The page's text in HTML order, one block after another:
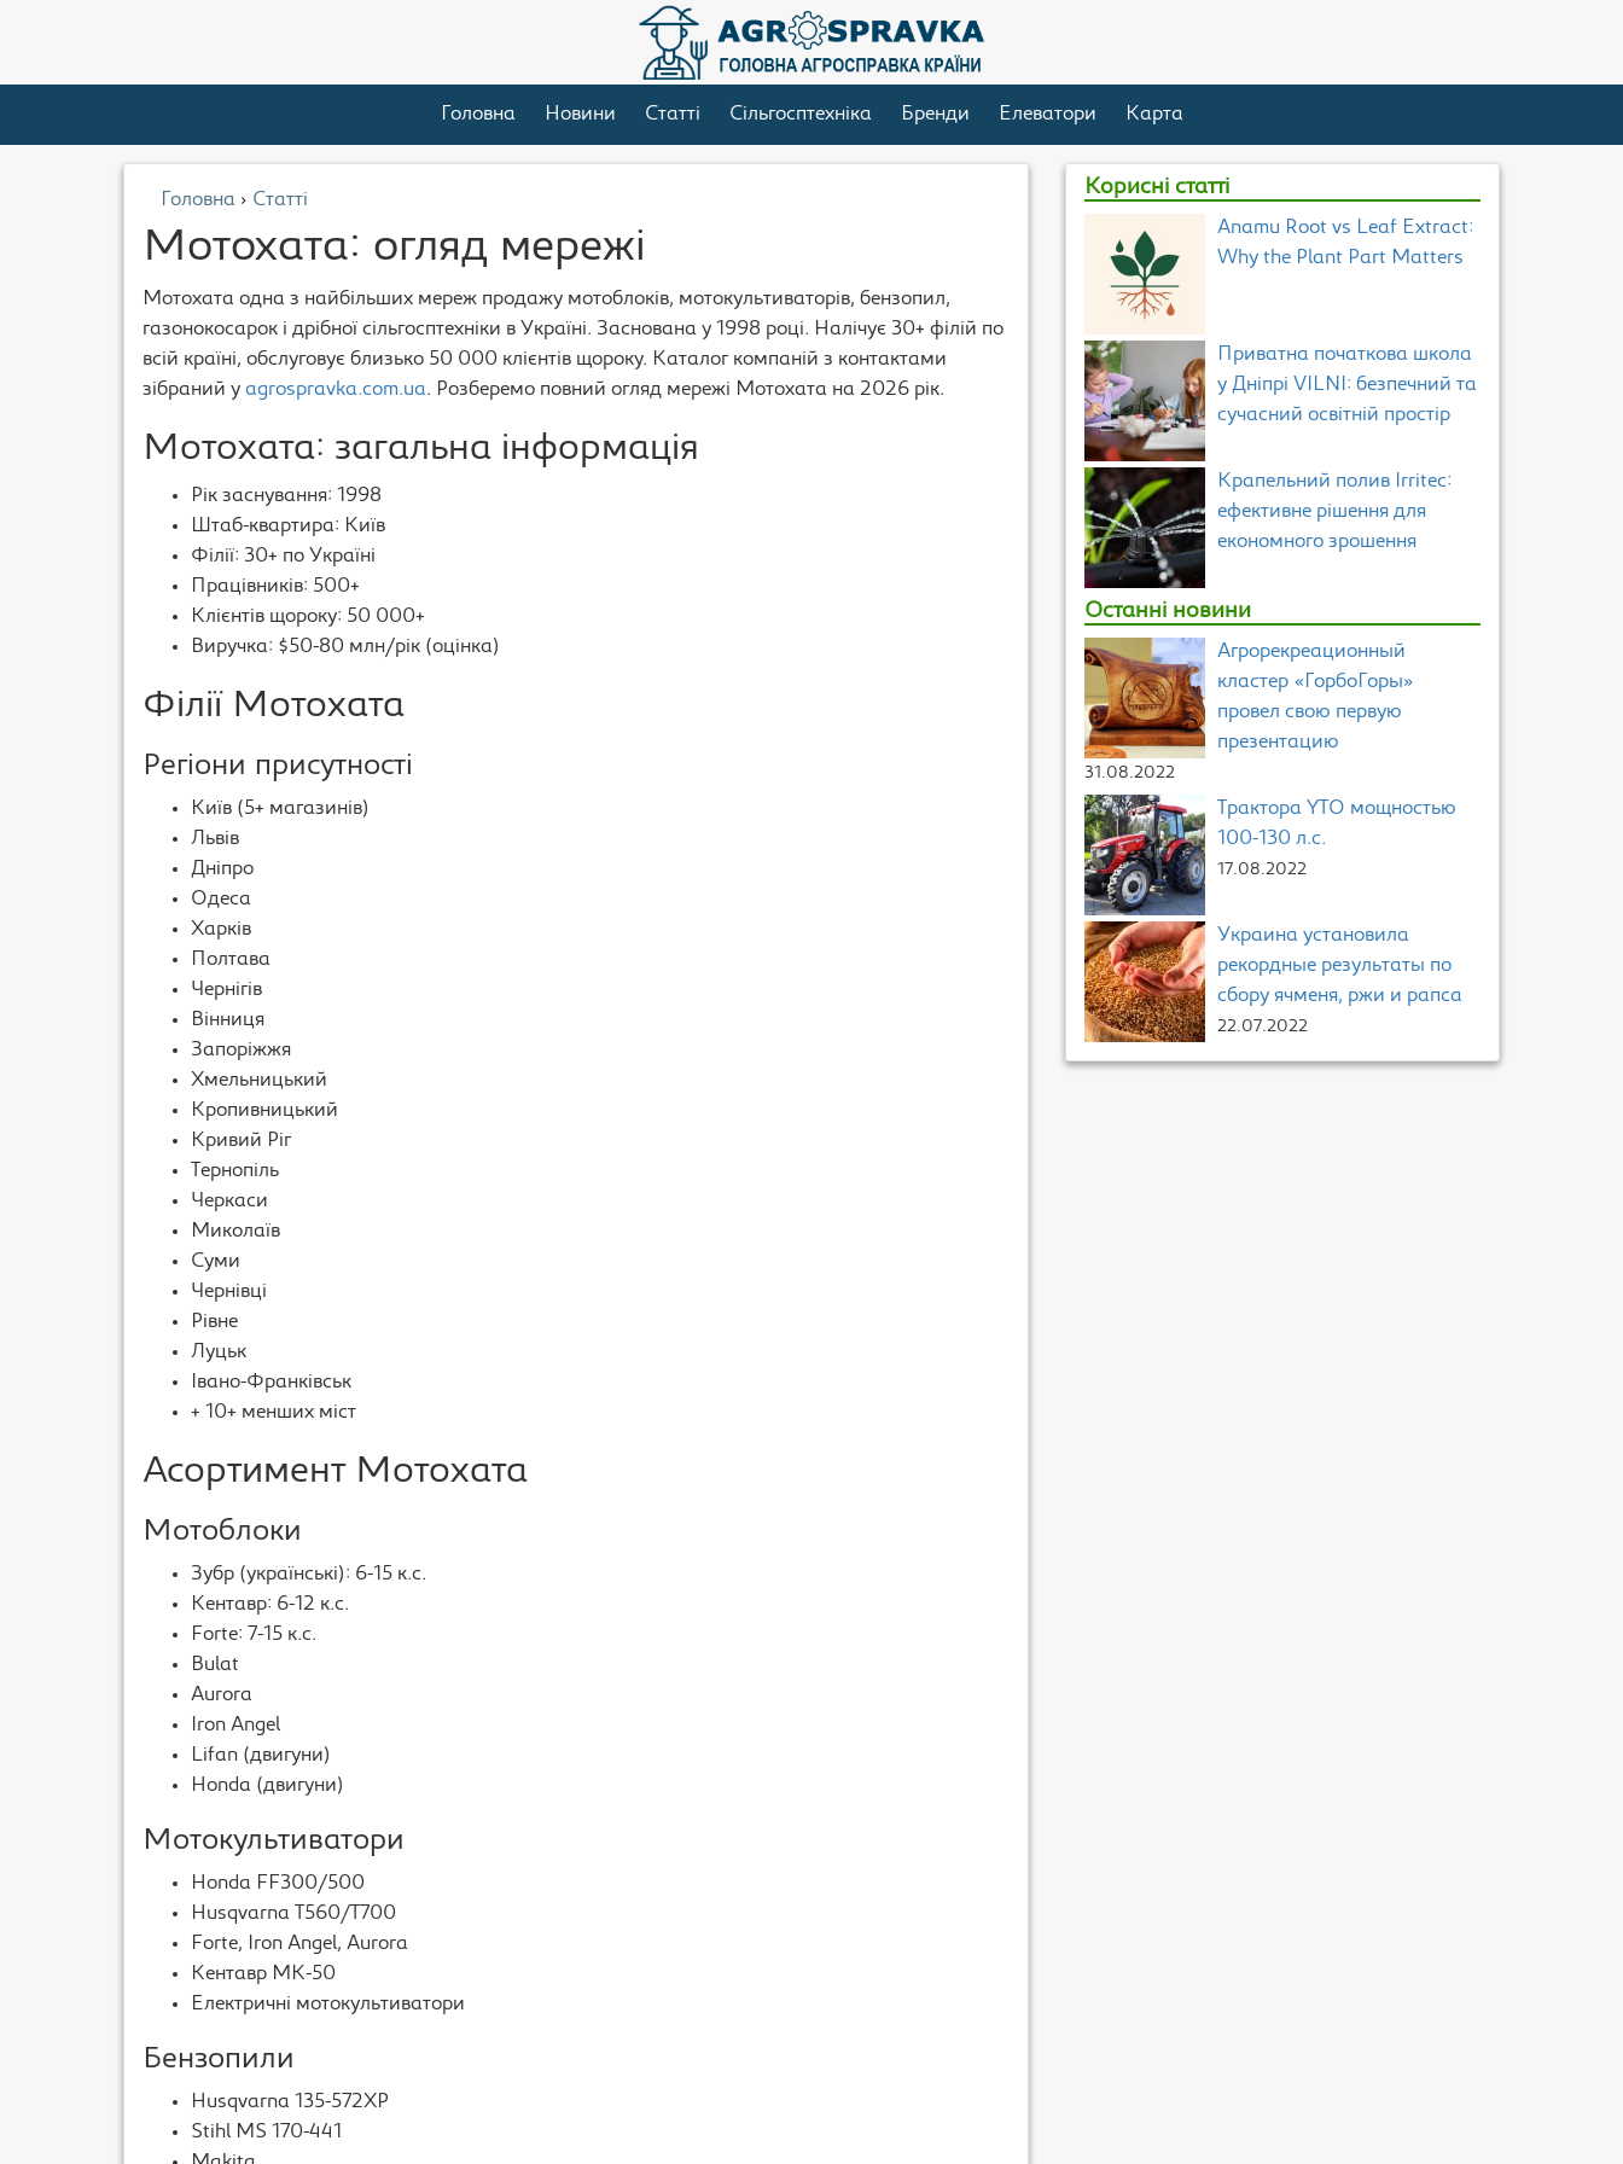
Головна Новини Статті Сільгосптехніка Бренди Елеватори Карта
Головна › Статті
Мотохата: огляд мережі
Мотохата одна з найбільших мереж продажу мотоблоків, мотокультиваторів, бензопил,
газонокосарок і дрібної сільгосптехніки в Україні. Заснована у 1998 році. Налічує 30+ філій по
всій країні, обслуговує близько 50 000 клієнтів щороку. Каталог компаній з контактами
зібраний у agrospravka.com.ua. Розберемо повний огляд мережі Мотохата на 2026 рік.
Мотохата: загальна інформація
Рік заснування: 1998
Штаб-квартира: Київ
Філії: 30+ по Україні
Працівників: 500+
Клієнтів щороку: 50 000+
Виручка: $50-80 млн/рік (оцінка)
Філії Мотохата
Регіони присутності
Київ (5+ магазинів)
Львів
Дніпро
Одеса
Харків
Полтава
Чернігів
Вінниця
Запоріжжя
Хмельницький
Кропивницький
Кривий Ріг
Тернопіль
Черкаси
Миколаїв
Суми
Чернівці
Рівне
Луцьк
Івано-Франківськ
+ 10+ менших міст
Асортимент Мотохата
Мотоблоки
Зубр (українські): 6-15 к.с.
Кентавр: 6-12 к.с.
Forte: 7-15 к.с.
Bulat
Aurora
Iron Angel
Lifan (двигуни)
Honda (двигуни)
Мотокультиватори
Honda FF300/500
Husqvarna T560/T700
Forte, Iron Angel, Aurora
Кентавр МК-50
Електричні мотокультиватори
Бензопили
Husqvarna 135-572XP
Stihl MS 170-441
Корисні статті
Anamu Root vs Leaf Extract:
Why the Plant Part Matters
Приватна початкова школа
у Дніпрі VILNI: безпечний та
сучасний освітній простір
Крапельний полив Irritec:
ефективне рішення для
економного зрошення
Останні новини
Агрорекреационный
кластер «ГорбоГоры»
провел свою первую
презентацию
31.08.2022
Трактора YTO мощностью
100-130 л.с.
17.08.2022
Украина установила
рекордные результаты по
сбору ячменя, ржи и рапса
22.07.2022